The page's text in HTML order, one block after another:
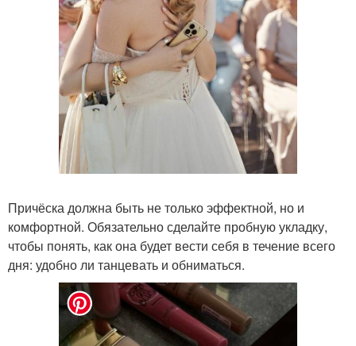
Причёска должна быть не только эффектной, но и
комфортной. Обязательно сделайте пробную укладку,
чтобы понять, как она будет вести себя в течение всего
дня: удобно ли танцевать и обниматься.